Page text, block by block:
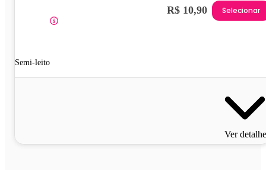
Semi-leito
R$ 10,90 Selecionar
Ver